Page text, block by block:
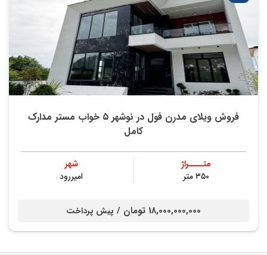
فروش ویلای مدرن فول در نوشهر ۵ خواب مستر مدارک
کامل
متــــراژ
۳۵۰ متر
شهر
امیررود
18,000,000,000 تومان / پیش پرداخت